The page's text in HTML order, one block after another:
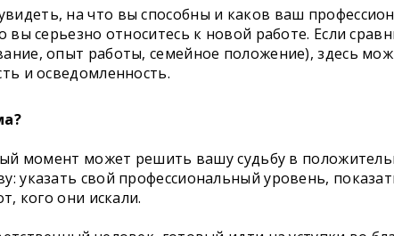
на что вы способны и каков ваш
серьезно относитесь к новой работе. Если
опыт работы, семейное положение), здесь
и осведомленность.
момент может решить вашу судьбу в
указать свой профессиональный уровень,
кого они искали.